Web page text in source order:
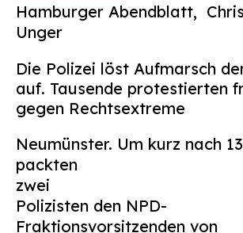
Infos & Broschüren
Archiv
Kontakt
Suchen
Hamburger Abendblatt,
Unger
Die Polizei löst Aufmarsch
auf. Tausende protestierten
gegen Rechtsextreme
Neumünster. Um kurz nach
packten
zwei
Polizisten den NPD-
Fraktionsvorsitzenden von